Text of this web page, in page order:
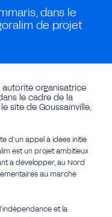
dans le
de projet
autorité organisatrice
le cadre de la
site de Goussainville,
d’un appel à idées initié
est un projet ambitieux
à développer, au Nord
au marché
et la